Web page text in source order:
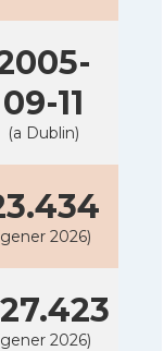
09-11
(a Dublin)
2026)
2026)